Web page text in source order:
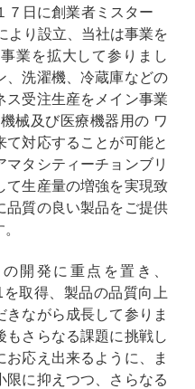
７日に創業者ミスター
より設立、当社は事業を
業を拡大して参りまし
、洗濯機、冷蔵庫などの
ス受注生産をメイン事業
械及び医療機器用の ワ
て対応することが可能と
タシティーチョンブリ
て生産量の増強を実現致
品質の良い製品をご提供
開発に重点を置き、
を取得、製品の品質向上
きながら成長して参りま
もさらなる課題に挑戦し
応え出来るように、ま
限に抑えつつ、さらなる